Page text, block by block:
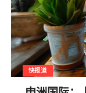
快报道